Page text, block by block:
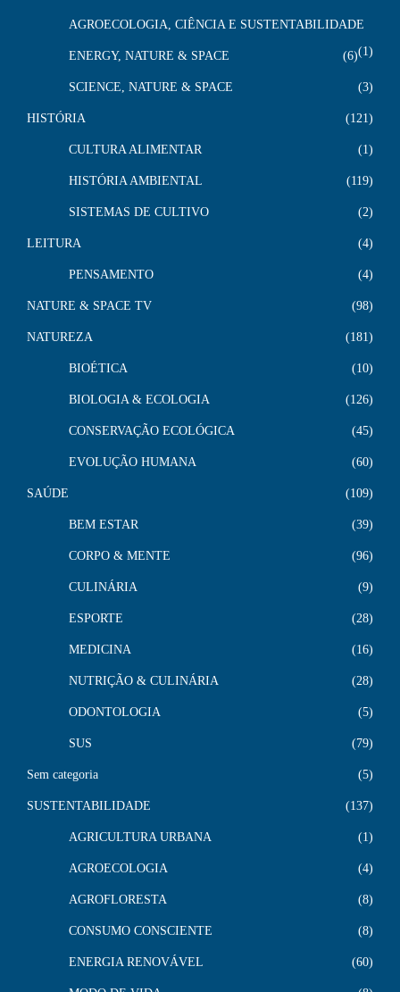
AGROECOLOGIA, CIÊNCIA E SUSTENTABILIDADE
1
ENERGY, NATURE & SPACE 6
SCIENCE, NATURE & SPACE 3
HISTÓRIA 121
CULTURA ALIMENTAR 1
HISTÓRIA AMBIENTAL 119
SISTEMAS DE CULTIVO 2
LEITURA 4
PENSAMENTO 4
NATURE & SPACE TV 98
NATUREZA 181
BIOÉTICA 10
BIOLOGIA & ECOLOGIA 126
CONSERVAÇÃO ECOLÓGICA 45
EVOLUÇÃO HUMANA 60
SAÚDE 109
BEM ESTAR 39
CORPO & MENTE 96
CULINÁRIA 9
ESPORTE 28
MEDICINA 16
NUTRIÇÃO & CULINÁRIA 28
ODONTOLOGIA 5
SUS 79
Sem categoria 5
SUSTENTABILIDADE 137
AGRICULTURA URBANA 1
AGROECOLOGIA 4
AGROFLORESTA 8
CONSUMO CONSCIENTE 8
ENERGIA RENOVÁVEL 60